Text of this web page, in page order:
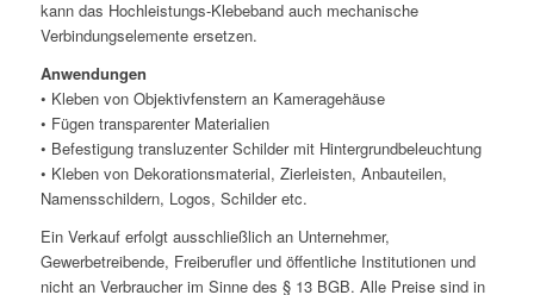
kann das Hochleistungs-Klebeband auch mechanische
Verbindungselemente ersetzen.
Anwendungen
• Kleben von Objektivfenstern an Kameragehäuse
• Fügen transparenter Materialien
• Befestigung transluzenter Schilder mit Hintergrundbeleuchtung
• Kleben von Dekorationsmaterial, Zierleisten, Anbauteilen,
Namensschildern, Logos, Schilder etc.
Ein Verkauf erfolgt ausschließlich an Unternehmer,
Gewerbetreibende, Freiberufler und öffentliche Institutionen und
nicht an Verbraucher im Sinne des § 13 BGB. Alle Preise sind in